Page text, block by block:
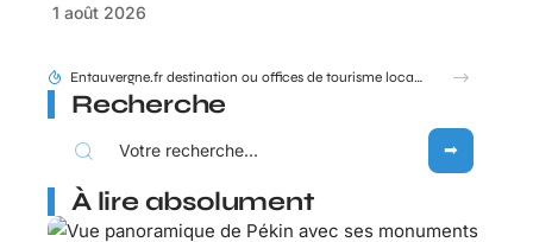
1 août 2026
Entauvergne.fr destination ou offices de tourisme locaux : quel réflexe adopter ?
Recherche
À lire absolument